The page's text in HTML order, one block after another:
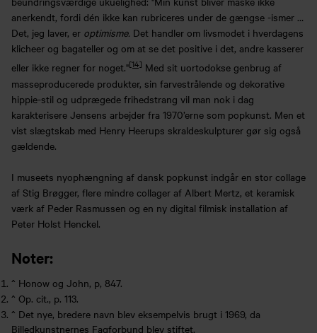
anerkendt, fordi dén ikke kan rubriceres under de gængse -ismer …
Det, jeg laver, er optimisme. Det handler om livsmodet i hverdagens
klicheer og bagateller og om at se det positive i det, andre kasserer
eller ikke regner for noget."[14] Med sit uortodokse genbrug af
masseproducerede produkter, sin farvestrålende og dekorative
hippie-stil og udprægede frihedstrang vil man nok i dag
karakterisere Jensens arbejder fra 1970’erne som popkunst. Men et
vist slægtskab med Henry Heerups skraldeskulpturer gør sig også
gældende.
I museets nyophængning af dansk popkunst indgår en stor collage
af Stig Brøgger, flere mindre collager af Albert Mertz, et keramisk
værk af Peder Rasmussen og en ny digital filmisk installation af
Peter Holst Henckel.
Noter:
^ Honow og John, p, 847.
^ Op. cit., p. 113.
^ Det nye, bredere navn blev eksempelvis brugt i 1969, da
Billedkunstnernes Fagforbund blev stiftet.